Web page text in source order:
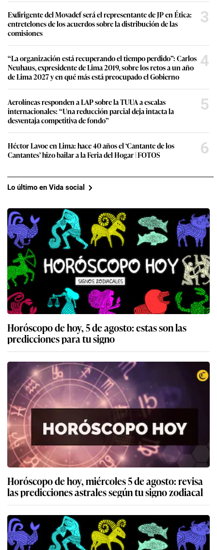
Exdirigente del Movadef será el representante de JP en Ética:
entretelones de los acuerdos sobre la distribución de las
comisiones
3
“La organización está recuperando el tiempo perdido”: Carlos
Neuhaus, expresidente de Lima 2019, sobre los retos a un año
de Lima 2027 y en qué más está preocupado el Gobierno
4
Aerolíneas responden a LAP sobre la TUUA a escalas
internacionales: “Una reducción parcial deja intacta la
desventaja competitiva de fondo”
5
Héctor Lavoe en Lima: hace 40 años el ‘Cantante de los
Cantantes’ hizo bailar a la Feria del Hogar | FOTOS
6
Lo último en Vida social
Horóscopo de hoy, 5 de agosto: estas son las
predicciones para tu signo
Horóscopo de hoy, miércoles 5 de agosto: revisa
las predicciones astrales según tu signo zodiacal